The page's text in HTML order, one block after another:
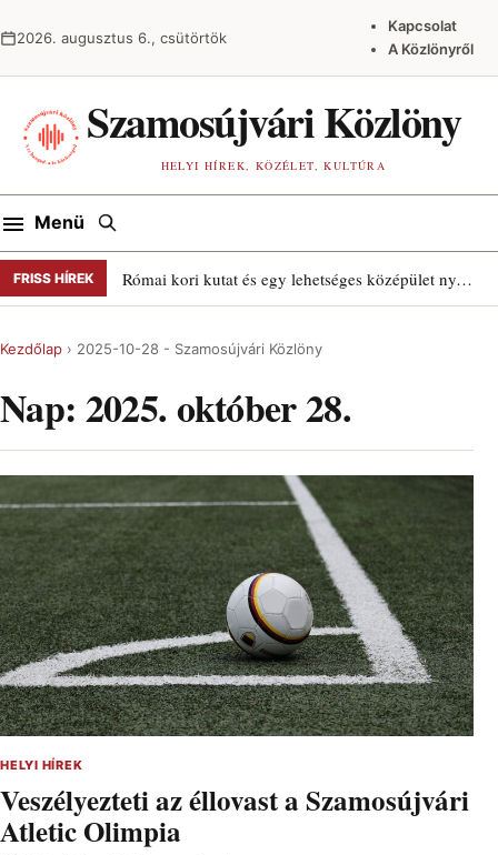
2026. augusztus 6., csütörtök
Kapcsolat
A Közlönyről
Szamosújvári Közlöny
HELYI HÍREK, KÖZÉLET, KULTÚRA
Menü Keresés
FRISS HÍREK Római kori kutat és egy lehetséges középület nyomait találták Szamosújváron
Kezdőlap › 2025-10-28 - Szamosújvári Közlöny
Nap: 2025. október 28.
HELYI HÍREK
Veszélyezteti az éllovast a Szamosújvári
Atletic Olimpia